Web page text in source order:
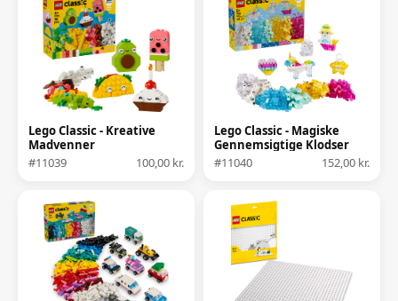
Lego Classic - Kreative
Madvenner
#11039
100,00 kr.
Lego Classic - Magiske
Gennemsigtige Klodser
#11040
152,00 kr.